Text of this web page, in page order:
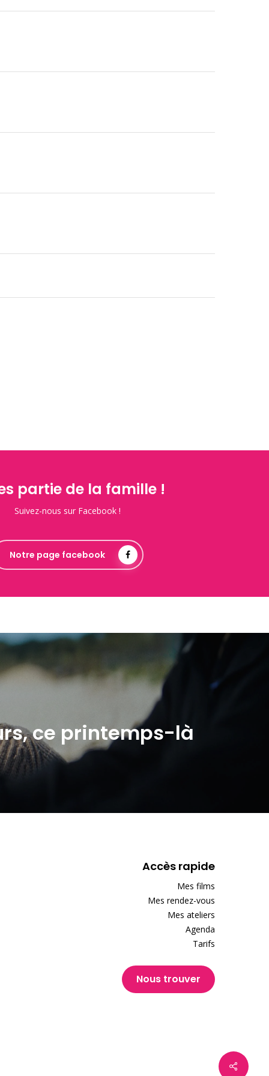
partie de la famille !
Suivez-nous sur Facebook !
Notre page facebook
ce printemps-là
Accès rapide
Mes films
Mes rendez-vous
Mes ateliers
Agenda
Tarifs
Nous trouver